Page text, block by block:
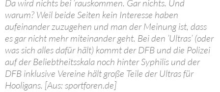
Da wird nichts bei ’rauskommen. Gar nichts. Und
warum? Weil beide Seiten kein Interesse haben
aufeinander zuzugehen und man der Meinung ist, dass
es gar nicht mehr miteinander geht. Bei den ’Ultras’ (oder
was sich alles dafür hält) kommt der DFB und die Polizei
auf der Beliebtheitsskala noch hinter Syphilis und der
DFB inklusive Vereine hält große Teile der Ultras für
Hooligans. [Aus: sportforen.de]